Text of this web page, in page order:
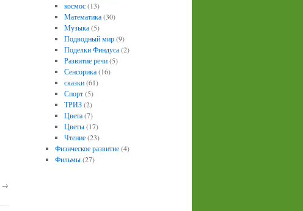
→
космос(13)
Математика(30)
Музыка(5)
Подводный мир(9)
Поделки Финдуса(2)
Развитие речи(5)
Сенсорика(16)
сказки(61)
Спорт(5)
ТРИЗ(2)
Цвета(7)
Цветы(17)
Чтение(23)
Физическое развитие(4)
Фильмы(27)